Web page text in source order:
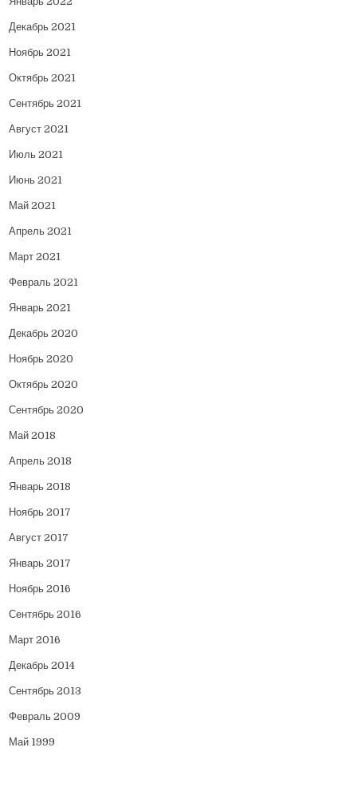
Декабрь 2021
Ноябрь 2021
Октябрь 2021
Сентябрь 2021
Август 2021
Июль 2021
Июнь 2021
Май 2021
Апрель 2021
Март 2021
Февраль 2021
Январь 2021
Декабрь 2020
Ноябрь 2020
Октябрь 2020
Сентябрь 2020
Май 2018
Апрель 2018
Январь 2018
Ноябрь 2017
Август 2017
Январь 2017
Ноябрь 2016
Сентябрь 2016
Март 2016
Декабрь 2014
Сентябрь 2013
Февраль 2009
Май 1999